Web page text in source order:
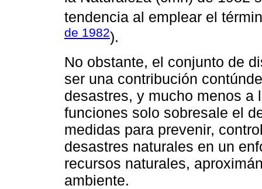
tendencia al emplear el
de 1982).
No obstante, el conjunto de
ser una contribución
desastres, y mucho menos a
funciones solo sobresale el
medidas para prevenir,
desastres naturales en un
recursos naturales,
ambiente.